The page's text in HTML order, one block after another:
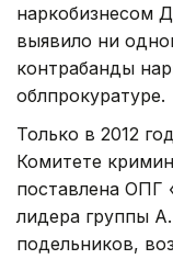
наркобизнесом
выявило ни
контрабанды
облпрокуратуре.
Только в 2012
Комитете
поставлена ОПГ
лидера группы
подельников,